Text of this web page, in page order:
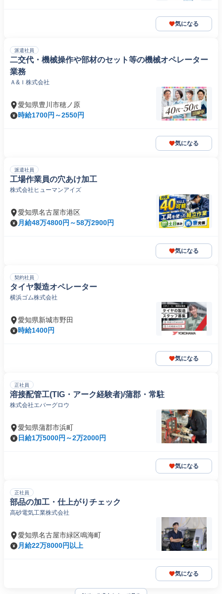
気になる
派遣社員
二交代・機械操作や部材のセット等の機械オペレーター
業務
Ａ&Ｉ株式会社
愛知県豊川市穂ノ原
時給1700円～2550円
気になる
派遣社員
工場作業員の穴あけ加工
株式会社ヒューマンアイズ
愛知県名古屋市港区
月給48万4800円～58万2900円
気になる
契約社員
タイヤ製造オペレーター
横浜ゴム株式会社
愛知県新城市野田
時給1400円
気になる
正社員
溶接配管工(TIG・アーク経験者)/蒲郡・常駐
株式会社エバーグロウ
愛知県蒲郡市浜町
日給1万5000円～2万2000円
気になる
正社員
部品の加工・仕上がりチェック
高砂電気工業株式会社
愛知県名古屋市緑区鳴海町
月給22万8000円以上
気になる